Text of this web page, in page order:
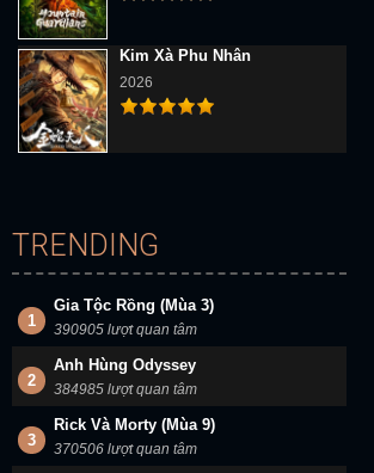
Long Hoàng Ẩn Thế Báo Thù
Kim Xà Phu Nhân
2026
TRENDING
1
Gia Tộc Rồng (Mùa 3)
390905 lượt quan tâm
2
Anh Hùng Odyssey
384985 lượt quan tâm
3
Rick Và Morty (Mùa 9)
370506 lượt quan tâm